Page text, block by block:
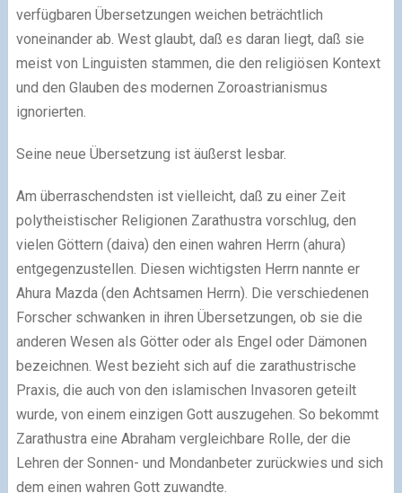
verfügbaren Übersetzungen weichen beträchtlich
voneinander ab. West glaubt, daß es daran liegt, daß sie
meist von Linguisten stammen, die den religiösen Kontext
und den Glauben des modernen Zoroastrianismus
ignorierten.
Seine neue Übersetzung ist äußerst lesbar.
Am überraschendsten ist vielleicht, daß zu einer Zeit
polytheistischer Religionen Zarathustra vorschlug, den
vielen Göttern (daiva) den einen wahren Herrn (ahura)
entgegenzustellen. Diesen wichtigsten Herrn nannte er
Ahura Mazda (den Achtsamen Herrn). Die verschiedenen
Forscher schwanken in ihren Übersetzungen, ob sie die
anderen Wesen als Götter oder als Engel oder Dämonen
bezeichnen. West bezieht sich auf die zarathustrische
Praxis, die auch von den islamischen Invasoren geteilt
wurde, von einem einzigen Gott auszugehen. So bekommt
Zarathustra eine Abraham vergleichbare Rolle, der die
Lehren der Sonnen- und Mondanbeter zurückwies und sich
dem einen wahren Gott zuwandte.